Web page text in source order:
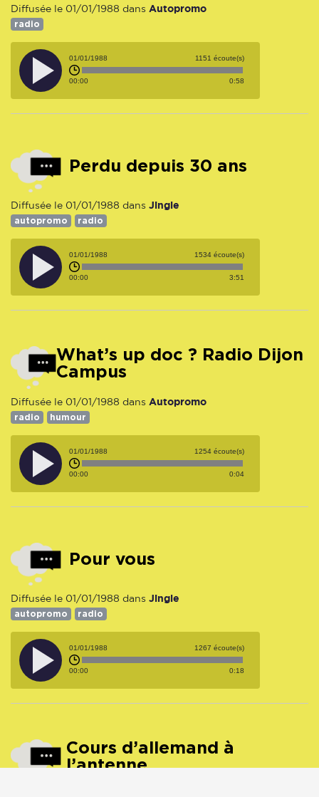
Diffusée le 01/01/1988 dans Autopromo
radio
01/01/1988 1151 écoute(s)
00:00 0:58
Perdu depuis 30 ans
Diffusée le 01/01/1988 dans Jingle
autopromo radio
01/01/1988 1534 écoute(s)
00:00 3:51
What’s up doc ? Radio Dijon
Campus
Diffusée le 01/01/1988 dans Autopromo
radio humour
01/01/1988 1254 écoute(s)
00:00 0:04
Pour vous
Diffusée le 01/01/1988 dans Jingle
autopromo radio
01/01/1988 1267 écoute(s)
00:00 0:18
Cours d’allemand à
l’antenne